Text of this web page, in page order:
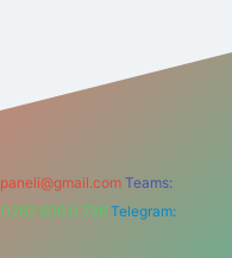
Teams:
606 0 726 Telegram: